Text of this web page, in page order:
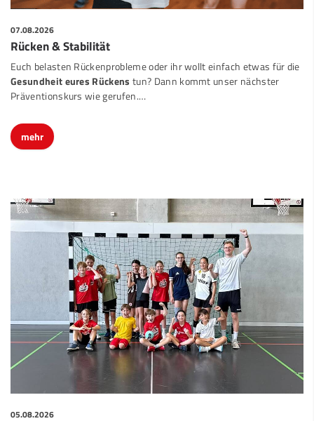
Rücken & Stabilität
Euch belasten Rückenprobleme oder ihr wollt einfach etwas für die
Gesundheit eures Rückenstun? Dann kommt unser nächster
Präventionskurs wie gerufen.…
mehr